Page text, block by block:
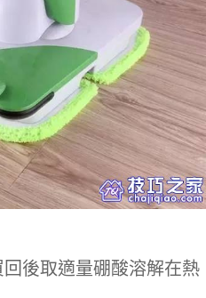
後取適量硼酸溶解在熱